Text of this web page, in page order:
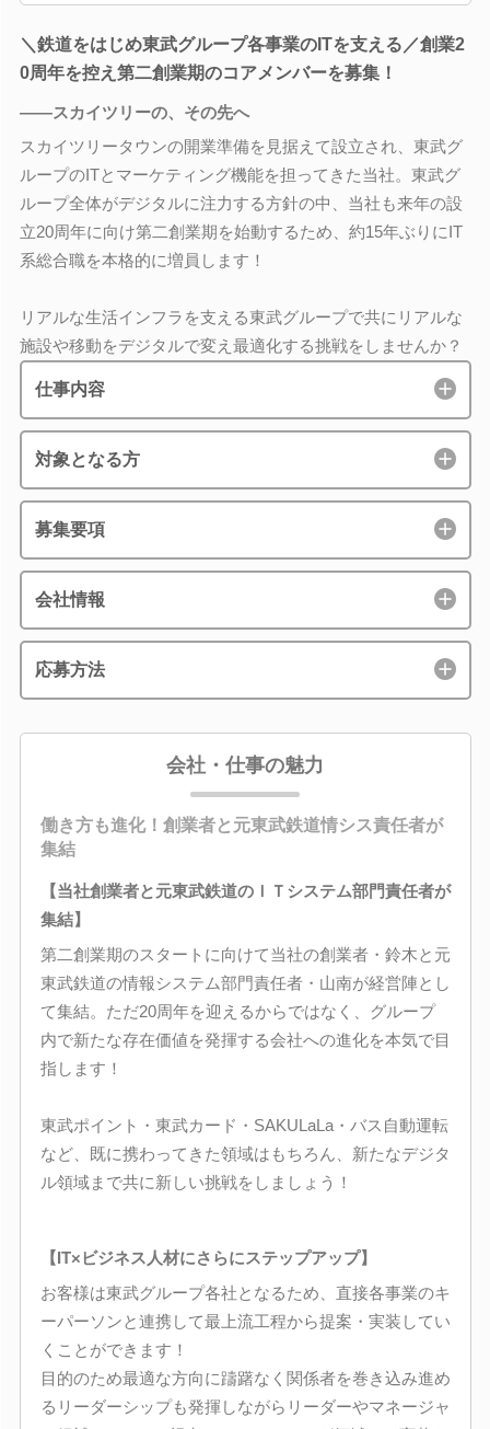
＼鉄道をはじめ東武グループ各事業のITを支える／創業2
0周年を控え第二創業期のコアメンバーを募集！
――スカイツリーの、その先へ
スカイツリータウンの開業準備を見据えて設立され、東武グ
ループのITとマーケティング機能を担ってきた当社。東武グ
ループ全体がデジタルに注力する方針の中、当社も来年の設
立20周年に向け第二創業期を始動するため、約15年ぶりにIT
系総合職を本格的に増員します！
リアルな生活インフラを支える東武グループで共にリアルな
施設や移動をデジタルで変え最適化する挑戦をしませんか？
仕事内容
対象となる方
募集要項
会社情報
応募方法
会社・仕事の魅力
働き方も進化！創業者と元東武鉄道情シス責任者が
集結
【当社創業者と元東武鉄道のＩＴシステム部門責任者が
集結】
第二創業期のスタートに向けて当社の創業者・鈴木と元
東武鉄道の情報システム部門責任者・山南が経営陣とし
て集結。ただ20周年を迎えるからではなく、グループ
内で新たな存在価値を発揮する会社への進化を本気で目
指します！
東武ポイント・東武カード・SAKULaLa・バス自動運転
など、既に携わってきた領域はもちろん、新たなデジタ
ル領域まで共に新しい挑戦をしましょう！
【IT×ビジネス人材にさらにステップアップ】
お客様は東武グループ各社となるため、直接各事業のキ
ーパーソンと連携して最上流工程から提案・実装してい
くことができます！
目的のため最適な方向に躊躇なく関係者を巻き込み進め
るリーダーシップも発揮しながらリーダーやマネージャ